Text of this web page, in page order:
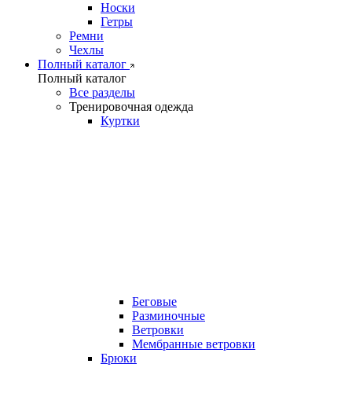
Носки
Гетры
Ремни
Чехлы
Полный каталог
Полный каталог
Все разделы
Тренировочная одежда
Куртки
Беговые
Разминочные
Ветровки
Мембранные ветровки
Брюки